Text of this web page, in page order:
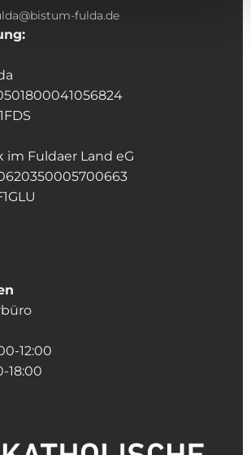
fulda.de
im Fuldaer Land eG
12:00